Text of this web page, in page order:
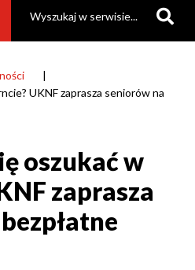
UKNF zaprasza seniorów na
oszukać w
zaprasza